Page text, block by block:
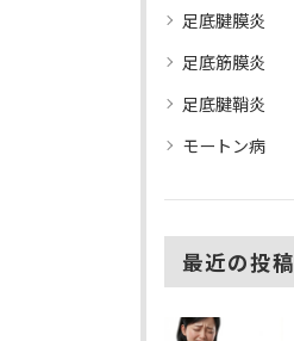
足底腱膜炎
足底筋膜炎
足底腱鞘炎
モートン病
最近の投稿